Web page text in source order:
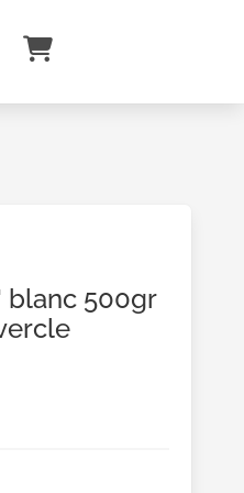
blanc 500gr